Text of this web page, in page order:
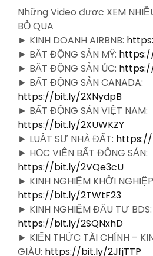
Những Video được XEM
BỎ QUA
► KINH DOANH AIRBNB:
► BẤT ĐỘNG SẢN MỸ:
► BẤT ĐỘNG SẢN ÚC:
► BẤT ĐỘNG SẢN CANADA:
https://bit.ly/2XNydpB
► BẤT ĐỘNG SẢN VIỆT NAM:
https://bit.ly/2XUWKZY
► LUẬT SƯ NHÀ ĐẤT: https://
► HỌC VIỆN BẤT ĐỘNG SẢN:
https://bit.ly/2VQe3cU
► KINH NGHIỆM KHỞI
https://bit.ly/2TWtF23
► KINH NGHIỆM ĐẦU TƯ BDS:
https://bit.ly/2SQNxhD
► KIẾN THỨC TÀI CHÍNH –
GIÀU: https://bit.ly/2JfjTTP